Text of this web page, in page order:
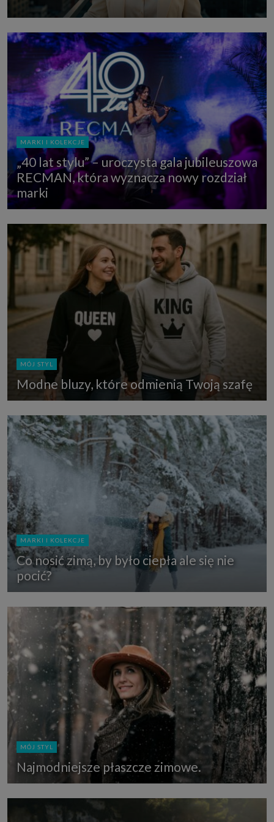
MARKI I KOLEKCJE
„40 lat stylu” – uroczysta gala jubileuszowa
RECMAN, która wyznacza nowy rozdział
marki
MÓJ STYL
Modne bluzy, które odmienią Twoją szafę
MARKI I KOLEKCJE
Co nosić zimą, by było ciepła ale się nie
pocić?
MÓJ STYL
Najmodniejsze płaszcze zimowe.